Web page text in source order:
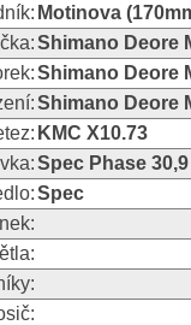
Motinova
Shimano Deore
Shimano Deore
Shimano Deore
KMC X10.73
Spec Phase
Spec